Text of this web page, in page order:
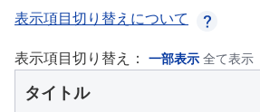
表示項目切り替えについて
表示項目切り替え： 一部表示 全て表示
タイトル